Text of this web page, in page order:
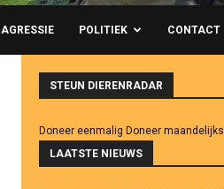
AGRESSIE POLITIEK CONTACT
STEUN DIERENRADAR
Doneer eenmalig Doneer maandelijks
LAATSTE NIEUWS